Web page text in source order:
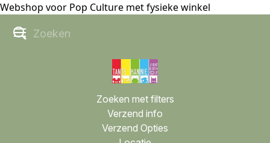
Webshop voor Pop Culture met fysieke winkel
Zoeken met filters
Verzend info
Verzend Opties